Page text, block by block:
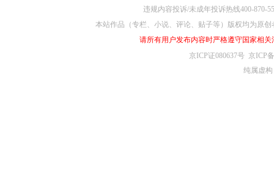
违规内容投诉/未成年投诉热线400-870-
本站作品（专栏、小说、评论、贴子等）版权均为原
请所有用户发布内容时严格遵守国家相
京ICP证080637号 京ICP
纯属虚